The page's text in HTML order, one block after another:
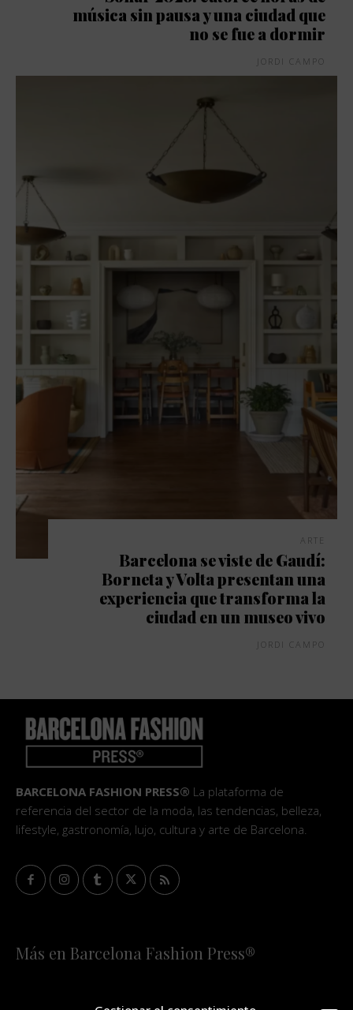
música sin pausa y una ciudad que
no se fue a dormir
JORDI CAMPO
ARTE
Barcelona se viste de Gaudí:
Borneta y Volta presentan una
experiencia que transforma la
ciudad en un museo vivo
JORDI CAMPO
BARCELONA FASHION PRESS® La plataforma de
referencia del sector de la moda, las tendencias, belleza,
lifestyle, gastronomía, lujo, cultura y arte de Barcelona.
Más en Barcelona Fashion Press®